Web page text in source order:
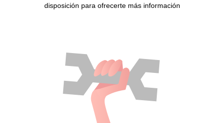
disposición para ofrecerte más información